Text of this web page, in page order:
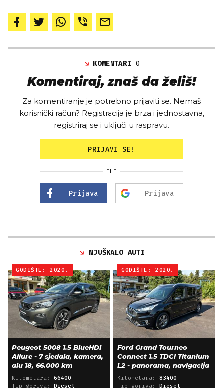
KOMENTARI0
Komentiraj, znaš da želiš!
Za komentiranje je potrebno prijaviti se. Nemaš
korisnički račun? Registracija je brza i jednostavna,
registriraj se i uključi u raspravu.
PRIJAVI SE!
ILI
Prijava Prijava
NJUŠKALO AUTI
GODIŠTE: 2020.
Peugeot 5008 1.5 BlueHDI
Allure - 7 sjedala, kamera,
alu 18, 66.000 km
Kilometara: 66400
Tip goriva: Diesel
GODIŠTE: 2020.
Ford Grand Tourneo
Connect 1.5 TDCi Titanium
L2 - panorama, navigacija
Kilometara: 83400
Tip goriva: Diesel